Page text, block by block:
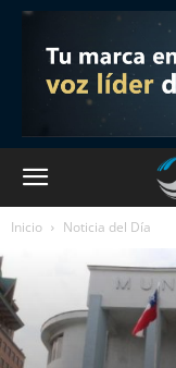
Inicio Noticia del Día